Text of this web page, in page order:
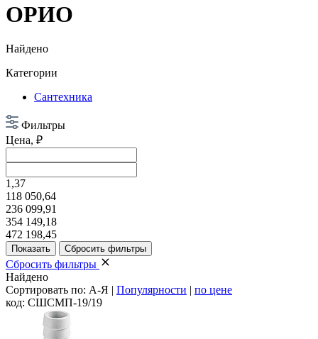
ОРИО
Найдено
Категории
Сантехника
Фильтры
Цена, ₽
1,37
118 050,64
236 099,91
354 149,18
472 198,45
Сбросить фильтры
Найдено
Сортировать по: А-Я | Популярности | по цене
код: СШСМП-19/19